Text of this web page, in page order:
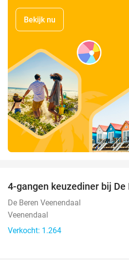
Bekijk nu
4-gangen keuzediner bij De
De Beren Veenendaal
Veenendaal
Verkocht: 1.264